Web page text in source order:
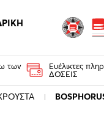
των Ευέλικτες
ΔΟΣΕΙΣ